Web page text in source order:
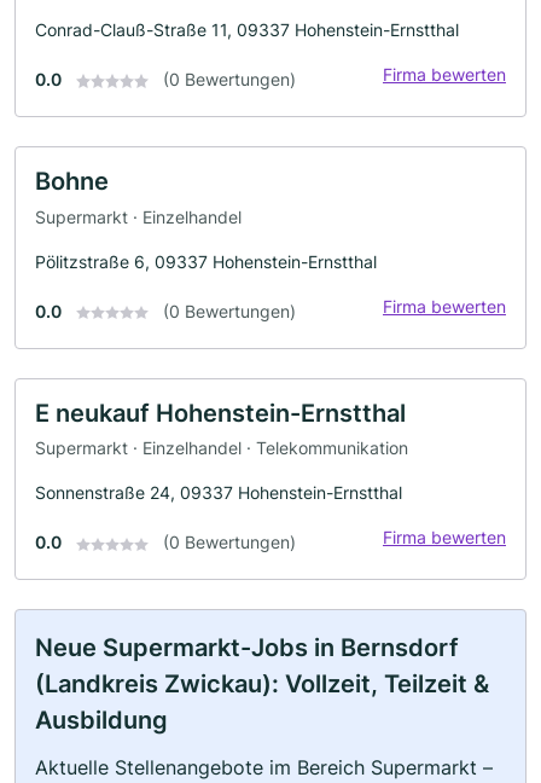
Conrad-Clauß-Straße 11, 09337 Hohenstein-Ernstthal
0.0 (0 Bewertungen) Firma bewerten
Bohne
Supermarkt · Einzelhandel
Pölitzstraße 6, 09337 Hohenstein-Ernstthal
0.0 (0 Bewertungen) Firma bewerten
E neukauf Hohenstein-Ernstthal
Supermarkt · Einzelhandel · Telekommunikation
Sonnenstraße 24, 09337 Hohenstein-Ernstthal
0.0 (0 Bewertungen) Firma bewerten
Neue Supermarkt-Jobs in Bernsdorf
(Landkreis Zwickau): Vollzeit, Teilzeit &
Ausbildung
Aktuelle Stellenangebote im Bereich Supermarkt –